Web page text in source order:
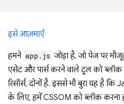
इसे आज़माएँ
हमने app.js जोड़ा है, जो पेज पर
एसेट और पार्स करने वाले टूल को ब्लॉक
रिसॉर्स, दोनों है. इससे भी बुरा यह है
के लिए, हमें CSSOM को ब्लॉक करना